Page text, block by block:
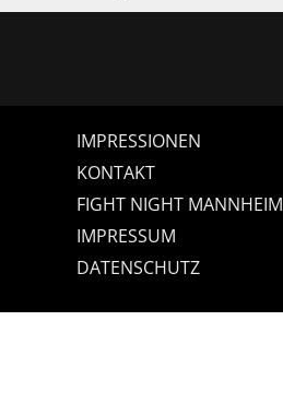
IMPRESSIONEN
KONTAKT
FIGHT NIGHT MANNHEIM
IMPRESSUM
DATENSCHUTZ